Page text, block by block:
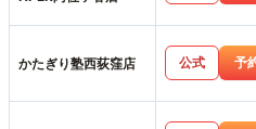
かたぎり塾西荻窪店 公式 予